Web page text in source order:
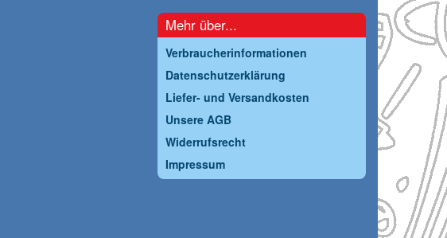
Mehr über...
Verbraucherinformationen
Datenschutzerklärung
Liefer- und Versandkosten
Unsere AGB
Widerrufsrecht
Impressum